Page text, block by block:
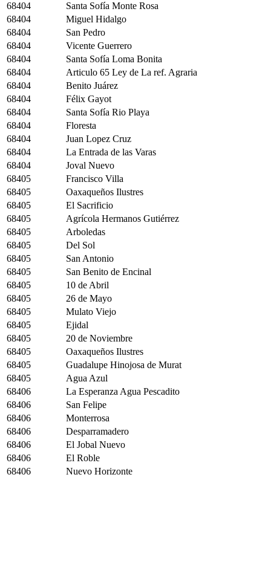
68404
Santa Sofía Monte Rosa
68404
Miguel Hidalgo
68404
San Pedro
68404
Vicente Guerrero
68404
Santa Sofía Loma Bonita
68404
Articulo 65 Ley de La ref. Agraria
68404
Benito Juárez
68404
Félix Gayot
68404
Santa Sofía Rio Playa
68404
Floresta
68404
Juan Lopez Cruz
68404
La Entrada de las Varas
68404
Joval Nuevo
68405
Francisco Villa
68405
Oaxaqueños Ilustres
68405
El Sacrificio
68405
Agrícola Hermanos Gutiérrez
68405
Arboledas
68405
Del Sol
68405
San Antonio
68405
San Benito de Encinal
68405
10 de Abril
68405
26 de Mayo
68405
Mulato Viejo
68405
Ejidal
68405
20 de Noviembre
68405
Oaxaqueños Ilustres
68405
Guadalupe Hinojosa de Murat
68405
Agua Azul
68406
La Esperanza Agua Pescadito
68406
San Felipe
68406
Monterrosa
68406
Desparramadero
68406
El Jobal Nuevo
68406
El Roble
68406
Nuevo Horizonte